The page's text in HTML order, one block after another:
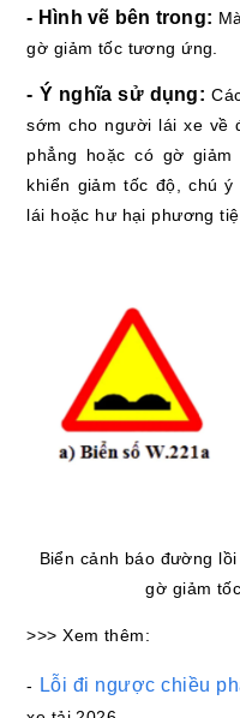
- Hình vẽ bên trong:
gờ giảm tốc tương ứng.
- Ý nghĩa sử dụng:
sớm cho người lái xe về
phẳng hoặc có gờ
khiển giảm tốc độ, chú
lái hoặc hư hại phương
Biển cảnh báo đường
gờ giảm
>>> Xem thêm:
- Lỗi đi ngược chiều